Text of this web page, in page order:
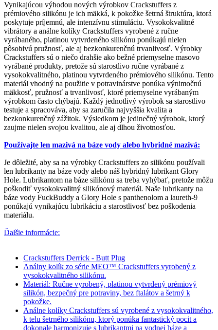
Vynikajúcou výhodou nových výrobkov Crackstuffers z
prémiového silikónu je ich mäkká, k pokožke šetrná štruktúra, ktorá
poskytuje príjemnú, ale intenzívnu stimuláciu. Vysokokvalitné
vibrátory a análne kolíky Crackstuffers vyrobené z ručne
vyrábaného, platinou vytvrdeného silikónu ponúkajú nielen
pôsobivú pružnosť, ale aj bezkonkurenčnú trvanlivosť. Výrobky
Crackstuffers sú o niečo drahšie ako bežné priemyselne masovo
vyrábané produkty, pretože sú starostlivo ručne vyrábané z
vysokokvalitného, platinou vytvrdeného prémiového silikónu. Tento
materiál vhodný na použitie v potravinárstve ponúka výnimočnú
mäkkosť, pružnosť a trvanlivosť, ktoré priemyselne vyrábaným
výrobkom často chýbajú. Každý jednotlivý výrobok sa starostlivo
testuje a spracováva, aby sa zaručila najvyššia kvalita a
bezkonkurenčný zážitok. Výsledkom je jedinečný výrobok, ktorý
zaujme nielen svojou kvalitou, ale aj dlhou životnosťou.
Používajte len mazivá na báze vody alebo hybridné mazivá:
Je dôležité, aby sa na výrobky Crackstuffers zo silikónu používali
len lubrikanty na báze vody alebo náš hybridný lubrikant Glory
Hole. Lubrikantom na báze silikónu sa treba vyhýbať, pretože môžu
poškodiť vysokokvalitný silikónový materiál. Naše lubrikanty na
báze vody FuckBuddy a Glory Hole s panthenolom a laureth-9
ponúkajú vynikajúcu lubrikáciu a starostlivosť bez poškodenia
materiálu.
Ďalšie informácie:
Crackstuffers Derrick - Butt Plug
Análny kolík zo série MEO™ Crackstuffers vyrobený z
vysokokvalitného silikónu.
Materiál: Ručne vyrobený, platinou vytvrdený prémiový
silikón, bezpečný pre potraviny, bez ftalátov a šetrný k
pokožke.
Análne kolíky Crackstuffers sú vyrobené z vysokokvalitného,
k telu šetrného silikónu, ktorý ponúka fantastický pocit a
dokonale harmonizuje s lubrikantmi na vodnej báze a